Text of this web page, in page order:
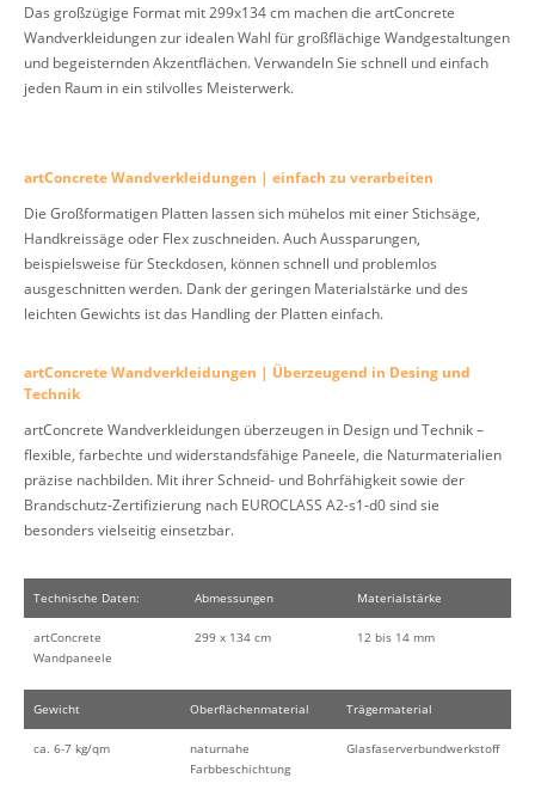
Das großzügige Format mit 299x134 cm machen die artConcrete
Wandverkleidungen zur idealen Wahl für großflächige Wandgestaltungen
und begeisternden Akzentflächen. Verwandeln Sie schnell und einfach
jeden Raum in ein stilvolles Meisterwerk.
artConcrete Wandverkleidungen | einfach zu verarbeiten
Die Großformatigen Platten lassen sich mühelos mit einer Stichsäge,
Handkreissäge oder Flex zuschneiden. Auch Aussparungen,
beispielsweise für Steckdosen, können schnell und problemlos
ausgeschnitten werden. Dank der geringen Materialstärke und des
leichten Gewichts ist das Handling der Platten einfach.
artConcrete Wandverkleidungen | Überzeugend in Desing und
Technik
artConcrete Wandverkleidungen überzeugen in Design und Technik –
flexible, farbechte und widerstandsfähige Paneele, die Naturmaterialien
präzise nachbilden. Mit ihrer Schneid- und Bohrfähigkeit sowie der
Brandschutz-Zertifizierung nach EUROCLASS A2-s1-d0 sind sie
besonders vielseitig einsetzbar.
Technische Daten: Abmessungen Materialstärke
artConcrete
Wandpaneele
299 x 134 cm 12 bis 14 mm
Gewicht Oberflächenmaterial Trägermaterial
ca. 6-7 kg/qm
naturnahe
Farbbeschichtung
Glasfaserverbundwerkstoff